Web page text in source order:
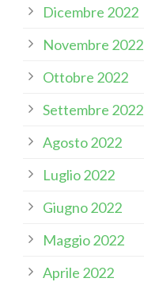
Dicembre 2022
Novembre 2022
Ottobre 2022
Settembre 2022
Agosto 2022
Luglio 2022
Giugno 2022
Maggio 2022
Aprile 2022